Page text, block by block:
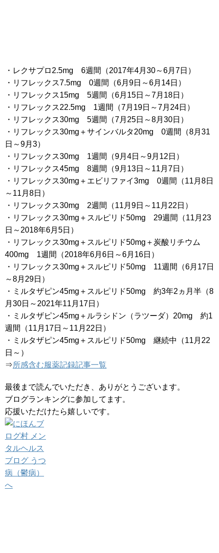
・レクサプロ2.5mg 6週間（2017年4月30～6月7日）
・リフレックス7.5mg 0週間（6月9日～6月14日）
・リフレックス15mg 5週間（6月15日～7月18日）
・リフレックス22.5mg 1週間（7月19日～7月24日）
・リフレックス30mg 5週間（7月25日～8月30日）
・リフレックス30mg＋サインバルタ20mg 0週間（8月31
日～9月3）
・リフレックス30mg 1週間（9月4日～9月12日）
・リフレックス45mg 8週間（9月13日～11月7日）
・リフレックス30mg＋エビリファイ3mg 0週間（11月8日
～11月8日）
・リフレックス30mg 2週間（11月9日～11月22日）
・リフレックス30mg＋スルピリド50mg 29週間（11月23
日～2018年6月5日）
・リフレックス30mg＋スルピリド50mg＋炭酸リチウム
400mg 1週間（2018年6月6日～6月16日）
・リフレックス30mg＋スルピリド50mg 11週間（6月17日
～8月29日）
・ミルタザピン45mg＋スルピリド50mg 約3年2ヵ月半（8
月30日～2021年11月17日）
・ミルタザピン45mg＋ルラシドン（ラツーダ）20mg 約1
週間（11月17日～11月22日）
・ミルタザピン45mg＋スルピリド50mg 継続中（11月22
日～）
⇒所感含む服薬記録記事一覧
最後まで読んでいただき、ありがとうございます。
ブログランキングに参加してます。
応援いただけたら嬉しいです。